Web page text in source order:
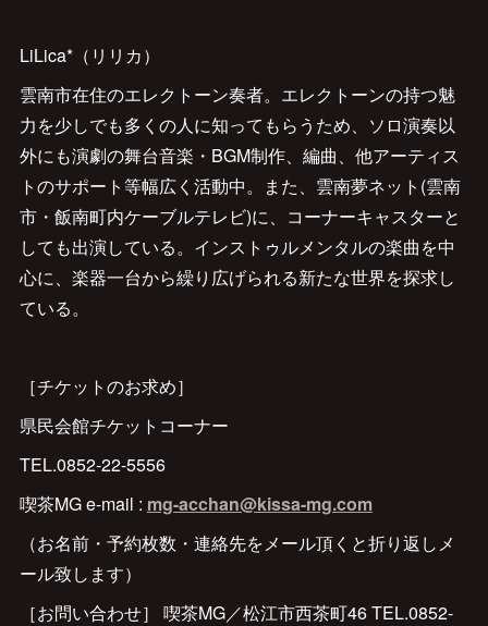
LiLica*（リリカ）
雲南市在住のエレクトーン奏者。エレクトーンの持つ魅
力を少しでも多くの人に知ってもらうため、ソロ演奏以
外にも演劇の舞台音楽・BGM制作、編曲、他アーティス
トのサポート等幅広く活動中。また、雲南夢ネット(雲南
市・飯南町内ケーブルテレビ)に、コーナーキャスターと
しても出演している。インストゥルメンタルの楽曲を中
心に、楽器一台から繰り広げられる新たな世界を探求し
ている。
［チケットのお求め］
県民会館チケットコーナー
TEL.0852-22-5556
喫茶MG e-mail : mg-acchan@kissa-mg.com
（お名前・予約枚数・連絡先をメール頂くと折り返しメ
ール致します）
［お問い合わせ］ 喫茶MG／松江市西茶町46 TEL.0852-